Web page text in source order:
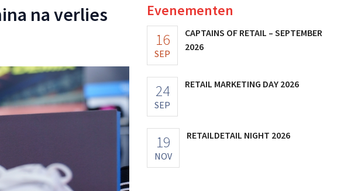
na verlies Evenementen
16
SEP
CAPTAINS OF RETAIL – SEPTEMBER
2026
24
SEP
RETAIL MARKETING DAY 2026
19
NOV
RETAILDETAIL NIGHT 2026